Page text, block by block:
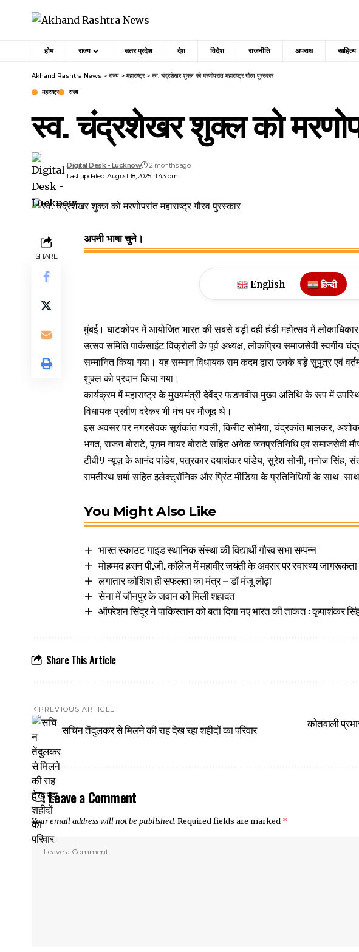
होम राज्य उत्तर प्रदेश देश विदेश राजनीति अपराध साहित्य
Akhand Rashtra News > राज्य > महाराष्ट्र> स्व. चंद्रशेखर शुक्ल को मरणोपरांत महाराष्ट्र गौरव पुरस्कार
महाराष्ट्र राज्य
स्व. चंद्रशेखर शुक्ल को
Last updated: August 18, 2025 11:43 pm
Digital Desk - Lucknow 12 months ago
SHARE
अपनी भाषा चुने।
English हिन्दी
मुंबई। घाटकोपर में आयोजित भारत की सबसे बड़ी दही हंडी महोत्सव में लोकाधिकार
उत्सव समिति पार्कसाईट विक्रोली के पूर्व अध्यक्ष, लोकप्रिय समाजसेवी स्वर्गीय
सम्मानित किया गया। यह सम्मान विधायक राम कदम द्वारा उनके बड़े सुपुत्र एवं
शुक्ल को प्रदान किया गया।
कार्यक्रम में महाराष्ट्र के मुख्यमंत्री देवेंद्र फडणवीस मुख्य अतिथि के रूप में
विधायक प्रवीण दरेकर भी मंच पर मौजूद थे।
इस अवसर पर नगरसेवक सूर्यकांत गवली, किरीट सोमैया, चंद्रकांत मालकर,
भगत, राजन बोराटे, पूनम नायर बोराटे सहित अनेक जनप्रतिनिधि एवं समाजसेवी
टीवी9 न्यूज़ के आनंद पांडेय, पत्रकार दयाशंकर पांडेय, सुरेश सोनी, मनोज सिंह,
रामतीरथ शर्मा सहित इलेक्ट्रॉनिक और प्रिंट मीडिया के प्रतिनिधियों के साथ-
You Might Also Like
भारत स्काउट गाइड स्थानिक संस्था की विद्यार्थी गौरव सभा सम्पन्न
मोहम्मद हसन पी.जी. कॉलेज में महावीर जयंती के अवसर पर स्वास्थ्य
लगातार कोशिश ही सफलता का मंत्र – डॉ मंजू लोढ़ा
सेना में जौनपुर के जवान को मिली शहादत
ऑपरेशन सिंदूर ने पाकिस्तान को बता दिया नए भारत की ताकत : कृपाशंकर
Share This Article
PREVIOUS ARTICLE
सचिन तेंदुलकर से मिलने की राह देख रहा शहीदों का परिवार
कोतवाली
Leave a Comment
Your email address will not be published. Required fields are marked *